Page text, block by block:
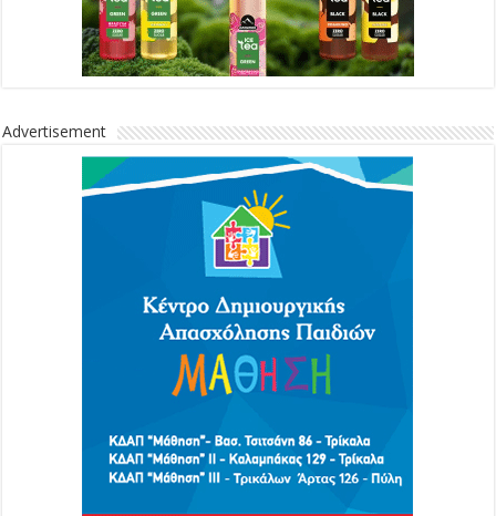
Advertisement